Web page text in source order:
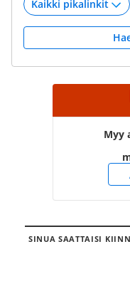
Myy
SINUA SAATTAISI